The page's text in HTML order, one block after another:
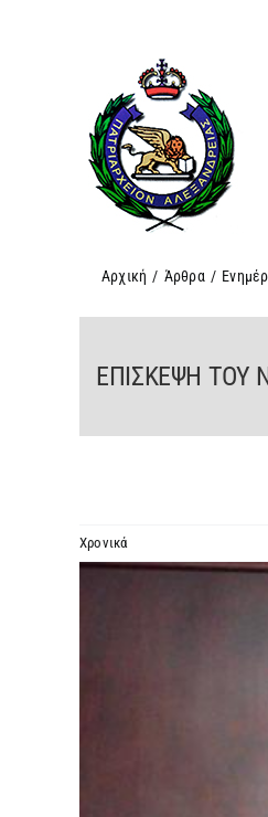
Αρχική / Άρθρα /
ΕΠΙΣΚΕΨΗ
Χρονικά
Προβολή